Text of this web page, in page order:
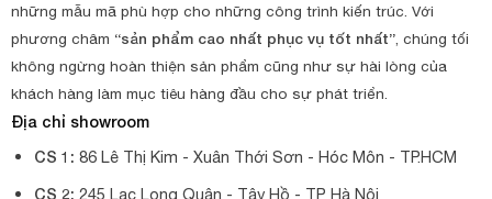
những mẫu mã phù hợp cho những công trình kiến trúc. Với
phương châm “sản phẩm cao nhất phục vụ tốt nhất”, chúng tối
không ngừng hoàn thiện sản phẩm cũng như sự hài lòng của
khách hàng làm mục tiêu hàng đầu cho sự phát triển.
Địa chỉ showroom
CS 1: 86 Lê Thị Kim - Xuân Thới Sơn - Hóc Môn - TP.HCM
CS 2: 245 Lạc Long Quân - Tây Hồ - TP Hà Nội